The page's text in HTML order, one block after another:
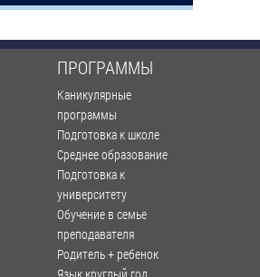
ПРОГРАММЫ
Каникулярные
программы
Подготовка к школе
Среднее образование
Подготовка к
университету
Обучение в семье
преподавателя
Родитель + ребенок